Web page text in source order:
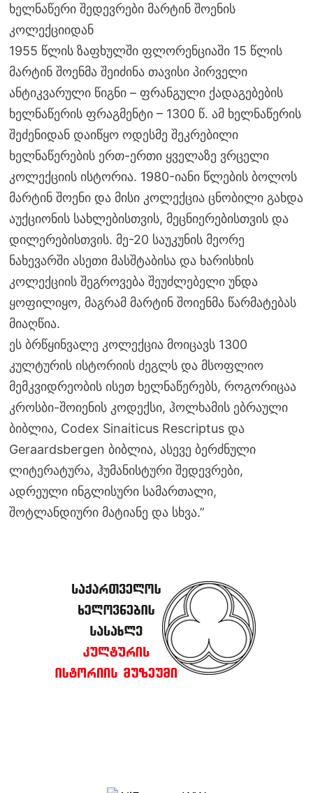
ხელნაწერი შედევრები მარტინ შოენის
კოლექციიდან
1955 წლის ზაფხულში ფლორენციაში 15 წლის
მარტინ შოენმა შეიძინა თავისი პირველი
ანტიკვარული წიგნი – ფრანგული ქადაგებების
ხელნაწერის ფრაგმენტი – 1300 წ. ამ ხელნაწერის
შეძენიდან დაიწყო ოდესმე შეკრებილი
ხელნაწერების ერთ-ერთი ყველაზე ვრცელი
კოლექციის ისტორია. 1980-იანი წლების ბოლოს
მარტინ შოენი და მისი კოლექცია ცნობილი გახდა
აუქციონის სახლებისთვის, მეცნიერებისთვის და
დილერებისთვის. მე-20 საუკუნის მეორე
ნახევარში ასეთი მასშტაბისა და ხარისხის
კოლექციის შეგროვება შეუძლებელი უნდა
ყოფილიყო, მაგრამ მარტინ შოიენმა წარმატებას
მიაღწია.
ეს ბრწყინვალე კოლექცია მოიცავს 1300
კულტურის ისტორიის ძეგლს და მსოფლიო
მემკვიდრეობის ისეთ ხელნაწერებს, როგორიცაა
კროსბი-შოიენის კოდექსი, ჰოლხამის ებრაული
ბიბლია, Codex Sinaiticus Rescriptus და
Geraardsbergen ბიბლია, ასევე ბერძნული
ლიტერატურა, ჰუმანისტური შედევრები,
ადრეული ინგლისური სამართალი,
შოტლანდიური მატიანე და სხვა.”